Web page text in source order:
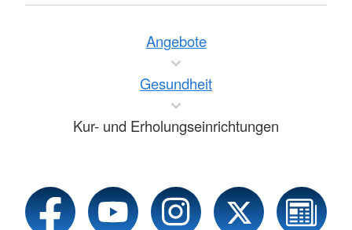
Angebote
Gesundheit
Kur- und Erholungseinrichtungen